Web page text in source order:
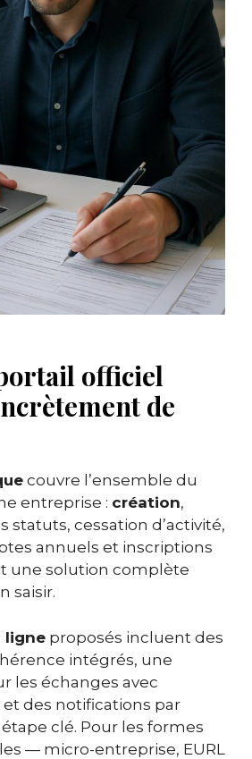
officiel
de
couvre l’ensemble du
entreprise : création,
statuts, cessation d’activité,
annuels et inscriptions
une solution complète
saisir.
ligne proposés incluent des
intégrés, une
les échanges avec
et des notifications par
clé. Pour les formes
— micro-entreprise, EURL